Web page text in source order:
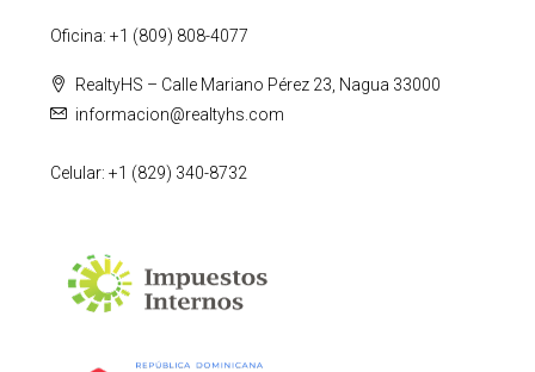
Oficina: +1 (809) 808-4077
RealtyHS – Calle Mariano Pérez 23, Nagua 33000
informacion@realtyhs.com
Celular: +1 (829) 340-8732